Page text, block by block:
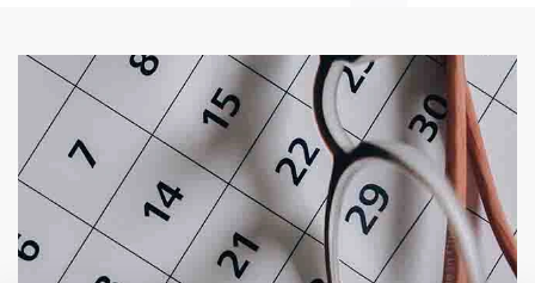
شعيرة الجفن أو الجُدجد (Stye)
الجراحة التجميلية للعين